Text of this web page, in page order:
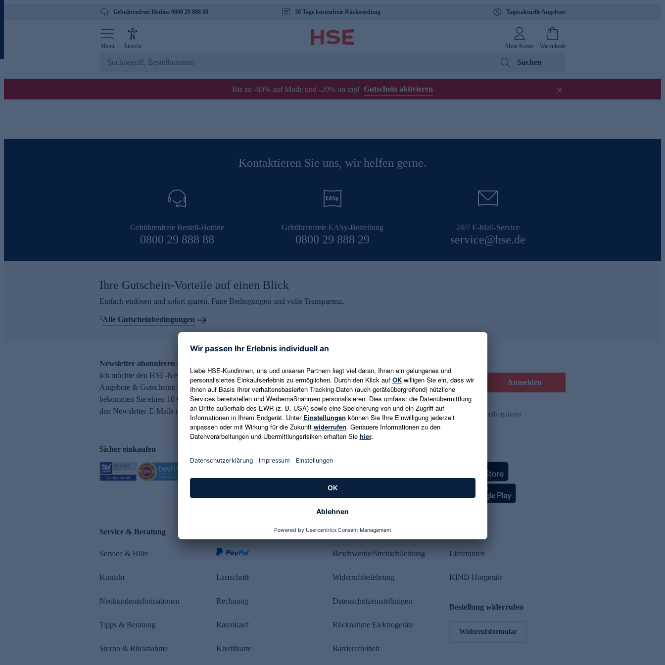
Gebührenfreie Hotline 0800 29 888 88 30 Tage kostenfreie Rücksendung Tagesaktuelle Angebote
Menü Ansicht Mein Konto Warenkorb
Suchen
Bis zu -60% auf Mode und -20% on top! Gutschein aktivieren
Kontaktieren Sie uns, wir helfen gerne.
Gebührenfreie Bestell-Hotline
0800 29 888 88
Gebührenfreie EASy-Bestellung
0800 29 888 29
24/7 E-Mail-Service
service@hse.de
Ihre Gutschein-Vorteile auf einen Blick
Einfach einlösen und sofort sparen. Faire Bedingungen und volle Transparenz.
1Alle Gutscheinbedingungen
Newsletter abonnieren – 10 € Gutschein erhalten
Ich möchte den HSE-Newsletter abonnieren und aktuelle Trends,
Angebote & Gutscheine per E-Mail erhalten. Als Dankeschön
bekommen Sie einen 10 € Gutschein. Eine Abmeldung ist jederzeit in
den Newsletter-E-Mails möglich.
E-Mail-Adresse eingeben Anmelden
Es gelten die Datenschutzrichtlinien und die Gutscheinbedingungen
Sicher einkaufen
Service & Beratung
Service & Hilfe
Kontakt
Neukundeninformationen
Tipps & Beratung
Storno & Rücknahme
Lastschrift
Rechnung
Ratenkauf
Kreditkarte
Rechtliches
Beschwerde/Streitschlichtung
Widerrufsbelehrung
Datenschutzeinstellungen
Rücknahme Elektrogeräte
Barrierefreiheit
Lieferanten
KIND Hörgeräte
Bestellung widerrufen
Widerrufsformular